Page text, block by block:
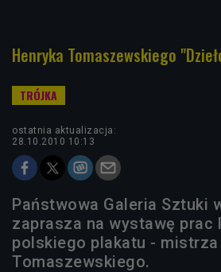
Henryka Tomaszewskiego
ostatnia aktualizacja:
28.10.2010 10:13
Państwowa Galeria Sztuki
zaprasza na wystawę prac
polskiego plakatu - mistrza
Tomaszewskiego.